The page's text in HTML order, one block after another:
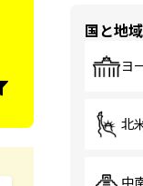
国と地域
ヨ
北
中